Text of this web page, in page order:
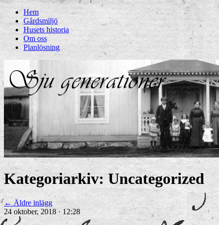
Hem
Gårdsmiljö
Husets historia
Om oss
Planlösning
Kategoriarkiv: Uncategorized
← Äldre inlägg
24 oktober, 2018 · 12:28